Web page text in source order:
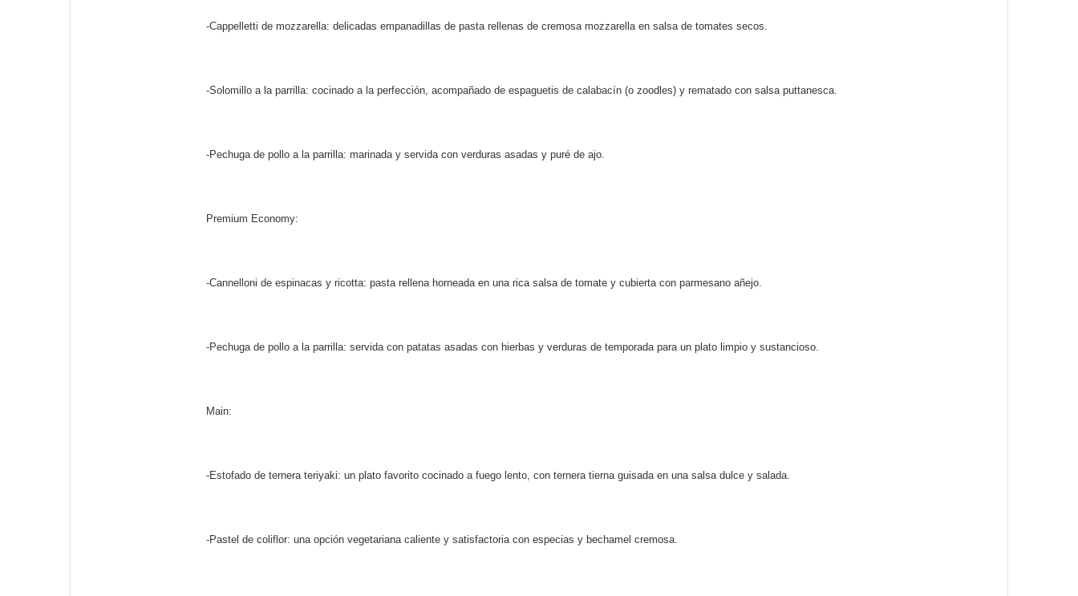
-Cappelletti de mozzarella: delicadas empanadillas de pasta rellenas de cremosa mozzarella en salsa de tomates secos.
-Solomillo a la parrilla: cocinado a la perfección, acompañado de espaguetis de calabacín (o zoodles) y rematado con salsa puttanesca.
-Pechuga de pollo a la parrilla: marinada y servida con verduras asadas y puré de ajo.
Premium Economy:
-Cannelloni de espinacas y ricotta: pasta rellena horneada en una rica salsa de tomate y cubierta con parmesano añejo.
-Pechuga de pollo a la parrilla: servida con patatas asadas con hierbas y verduras de temporada para un plato limpio y sustancioso.
Main:
-Estofado de ternera teriyaki: un plato favorito cocinado a fuego lento, con ternera tierna guisada en una salsa dulce y salada.
-Pastel de coliflor: una opción vegetariana caliente y satisfactoria con especias y bechamel cremosa.